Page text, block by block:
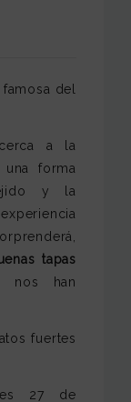
del
a la
forma
y la
tapas
nos han
fuertes
27 de